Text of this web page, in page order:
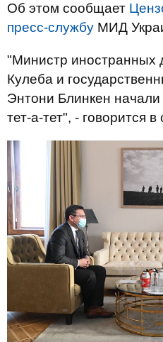
Об этом сообщает
пресс-службу МИД
"Министр иностранных
Кулеба и
Энтони Блинкен
тет-а-тет", - говорится